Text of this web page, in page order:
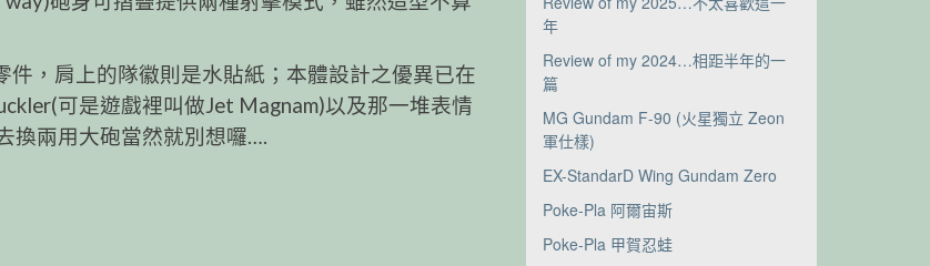
，肩上的隊徽則是水貼紙；本體設計之優異已在
可是遊戲裡叫做Jet Magnam)以及那一堆表情
換兩用大砲當然就別想囉….
年
Review of my 2024…相距半年的一
篇
MG Gundam F-90 (火星獨立 Zeon
軍仕樣)
EX-StandarD Wing Gundam Zero
Poke-Pla 阿爾宙斯
Poke-Pla 甲賀忍蛙